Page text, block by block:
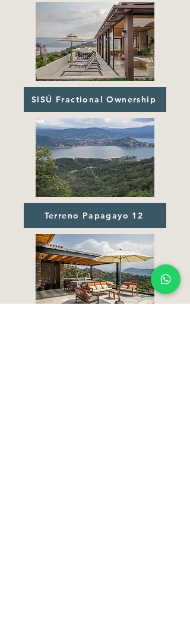
SISÚ Fractional Ownership
Terreno Papagayo 12